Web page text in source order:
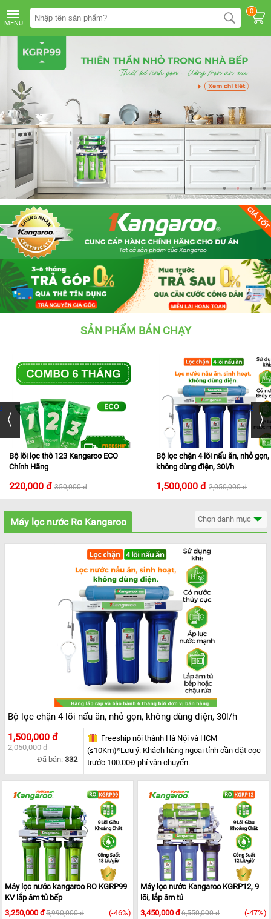
MENU
0
TRANG
CHỦ
KANGAROO
TỦ
MÁY
LỌC
NƯỚC
KANGAROO
TỦ
ĐỨNG
MÁY
LỌC
NƯỚC
KANGAROO
BÀN
MÁY
LỌC
NƯỚC
RO
KANGAROO
MÁY
LỌC
MÁY
LỌC
NƯỚC
NÓNG
KANGAROO
CÂY
NƯỚC
NÓNG
LẠNH
KANGAROO
LÕI
KANGAROO
LINH
KIỆN
BÌNH
NÓNG
LẠNH
DỤNG
TIN
KHUYẾN
TỨC
KIỆN
TƯ
VẤN
HƯỚNG
DẪN
SẢN PHẨM BÁN CHẠY
‹ ›
Bộ lõi lọc thô 123 Kangaroo ECO
Chính Hãng
220,000 đ 350,000 đ
Bộ lọc chặn 4 lõi nấu ăn, nhỏ gọn,
không dùng điện, 30l/h
1,500,000 đ 2,050,000 đ
Máy lọc nước Ro Kangaroo Chọn danh mục
Bộ lọc chặn 4 lõi nấu ăn, nhỏ gọn, không dùng điện, 30l/h
1,500,000 đ
2,050,000 đ
Đã bán: 332
Freeship nội thành Hà Nội và HCM
(≤10Km)*Lưu ý: Khách hàng ngoại tỉnh cần đặt cọc
trước 100.00Đ phí vận chuyển.
Máy lọc nước kangaroo RO KGRP99
KV lắp âm tủ bếp
3,250,000 đ5,990,000 đ
(-46%)
Máy lọc nước Kangaroo KGRP12, 9
lõi, lắp âm tủ
3,450,000 đ6,550,000 đ
(-47%)